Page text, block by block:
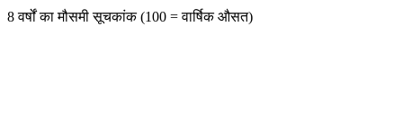
8 वर्षों का मौसमी सूचकांक (100 = वार्षिक औसत)